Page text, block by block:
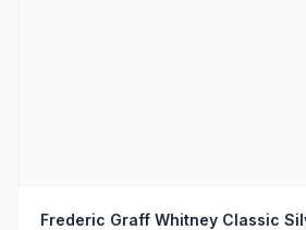
Frederic Graff Whitney Classic